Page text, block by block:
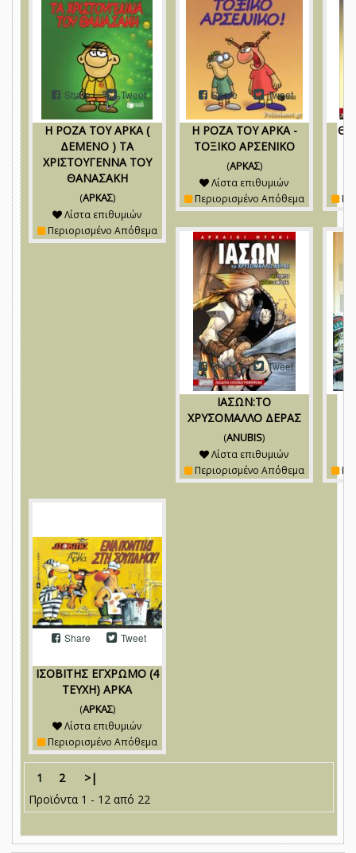
Η ΡΟΖΑ ΤΟΥ ΑΡΚΑ (
ΔΕΜΕΝΟ ) ΤΑ
ΧΡΙΣΤΟΥΓΕΝΝΑ ΤΟΥ
ΘΑΝΑΣΑΚΗ
(ΑΡΚΑΣ)
Share Tweet
Λίστα επιθυμιών
Περιορισμένο Απόθεμα
Η ΡΟΖΑ ΤΟΥ ΑΡΚΑ -
ΤΟΞΙΚΟ ΑΡΣΕΝΙΚΟ
(ΑΡΚΑΣ)
Share Tweet
Λίστα επιθυμιών
Περιορισμένο Απόθεμα
ΙΑΣΩΝ:ΤΟ
ΧΡΥΣΟΜΑΛΛΟ ΔΕΡΑΣ
(ANUBIS)
Share Tweet
Λίστα επιθυμιών
Περιορισμένο Απόθεμα
ΙΣΟΒΙΤΗΣ ΕΓΧΡΩΜΟ (4
ΤΕΥΧΗ) ΑΡΚΑ
(ΑΡΚΑΣ)
Share Tweet
Λίστα επιθυμιών
Περιορισμένο Απόθεμα
1 2
>|
Προϊόντα 1 - 12 από 22